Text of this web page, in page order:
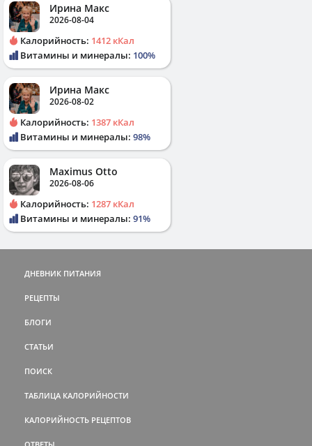
Ирина Макс
2026-08-04
Калорийность: 1412 кКал
Витамины и минералы: 100%
Ирина Макс
2026-08-02
Калорийность: 1387 кКал
Витамины и минералы: 98%
Maximus Otto
2026-08-06
Калорийность: 1287 кКал
Витамины и минералы: 91%
ДНЕВНИК ПИТАНИЯ
РЕЦЕПТЫ
БЛОГИ
СТАТЬИ
ПОИСК
ТАБЛИЦА КАЛОРИЙНОСТИ
КАЛОРИЙНОСТЬ РЕЦЕПТОВ